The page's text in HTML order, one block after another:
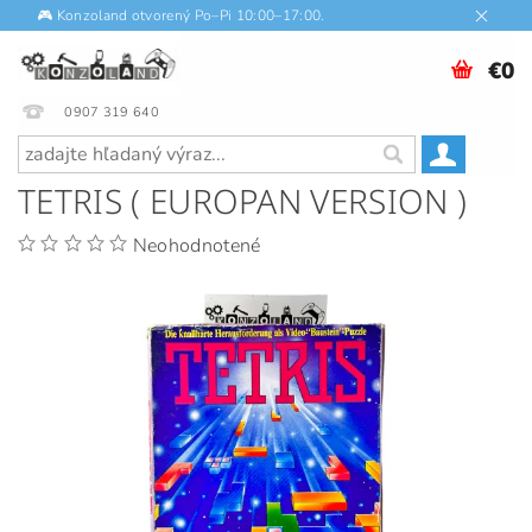
🎮 Konzoland otvorený Po–Pi 10:00–17:00.
0907 319 640
€0
TETRIS ( EUROPAN VERSION )
Neohodnotené